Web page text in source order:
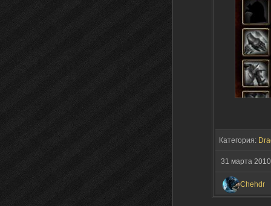
Категория:
31 марта 2010
Chehdr